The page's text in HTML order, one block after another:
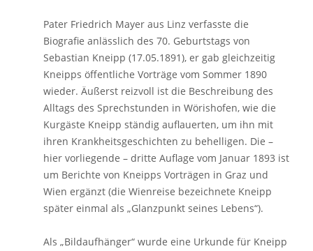
Pater Friedrich Mayer aus Linz verfasste die
Biografie anlässlich des 70. Geburtstags von
Sebastian Kneipp (17.05.1891), er gab gleichzeitig
Kneipps öffentliche Vorträge vom Sommer 1890
wieder. Äußerst reizvoll ist die Beschreibung des
Alltags des Sprechstunden in Wörishofen, wie die
Kurgäste Kneipp ständig auflauerten, um ihn mit
ihren Krankheitsgeschichten zu behelligen. Die –
hier vorliegende – dritte Auflage vom Januar 1893 ist
um Berichte von Kneipps Vorträgen in Graz und
Wien ergänzt (die Wienreise bezeichnete Kneipp
später einmal als „Glanzpunkt seines Lebens“).
Als „Bildaufhänger“ wurde eine Urkunde für Kneipp